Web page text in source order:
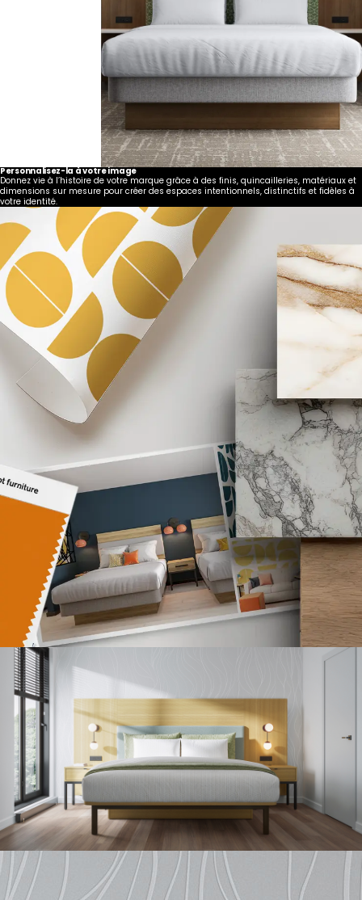
Personnalisez-la à votre image
Donnez vie à l’histoire de votre marque grâce à des finis, quincailleries, matériaux et
dimensions sur mesure pour créer des espaces intentionnels, distinctifs et fidèles à
votre identité.